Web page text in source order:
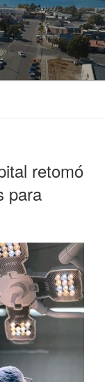
PUERTO
retomó
para